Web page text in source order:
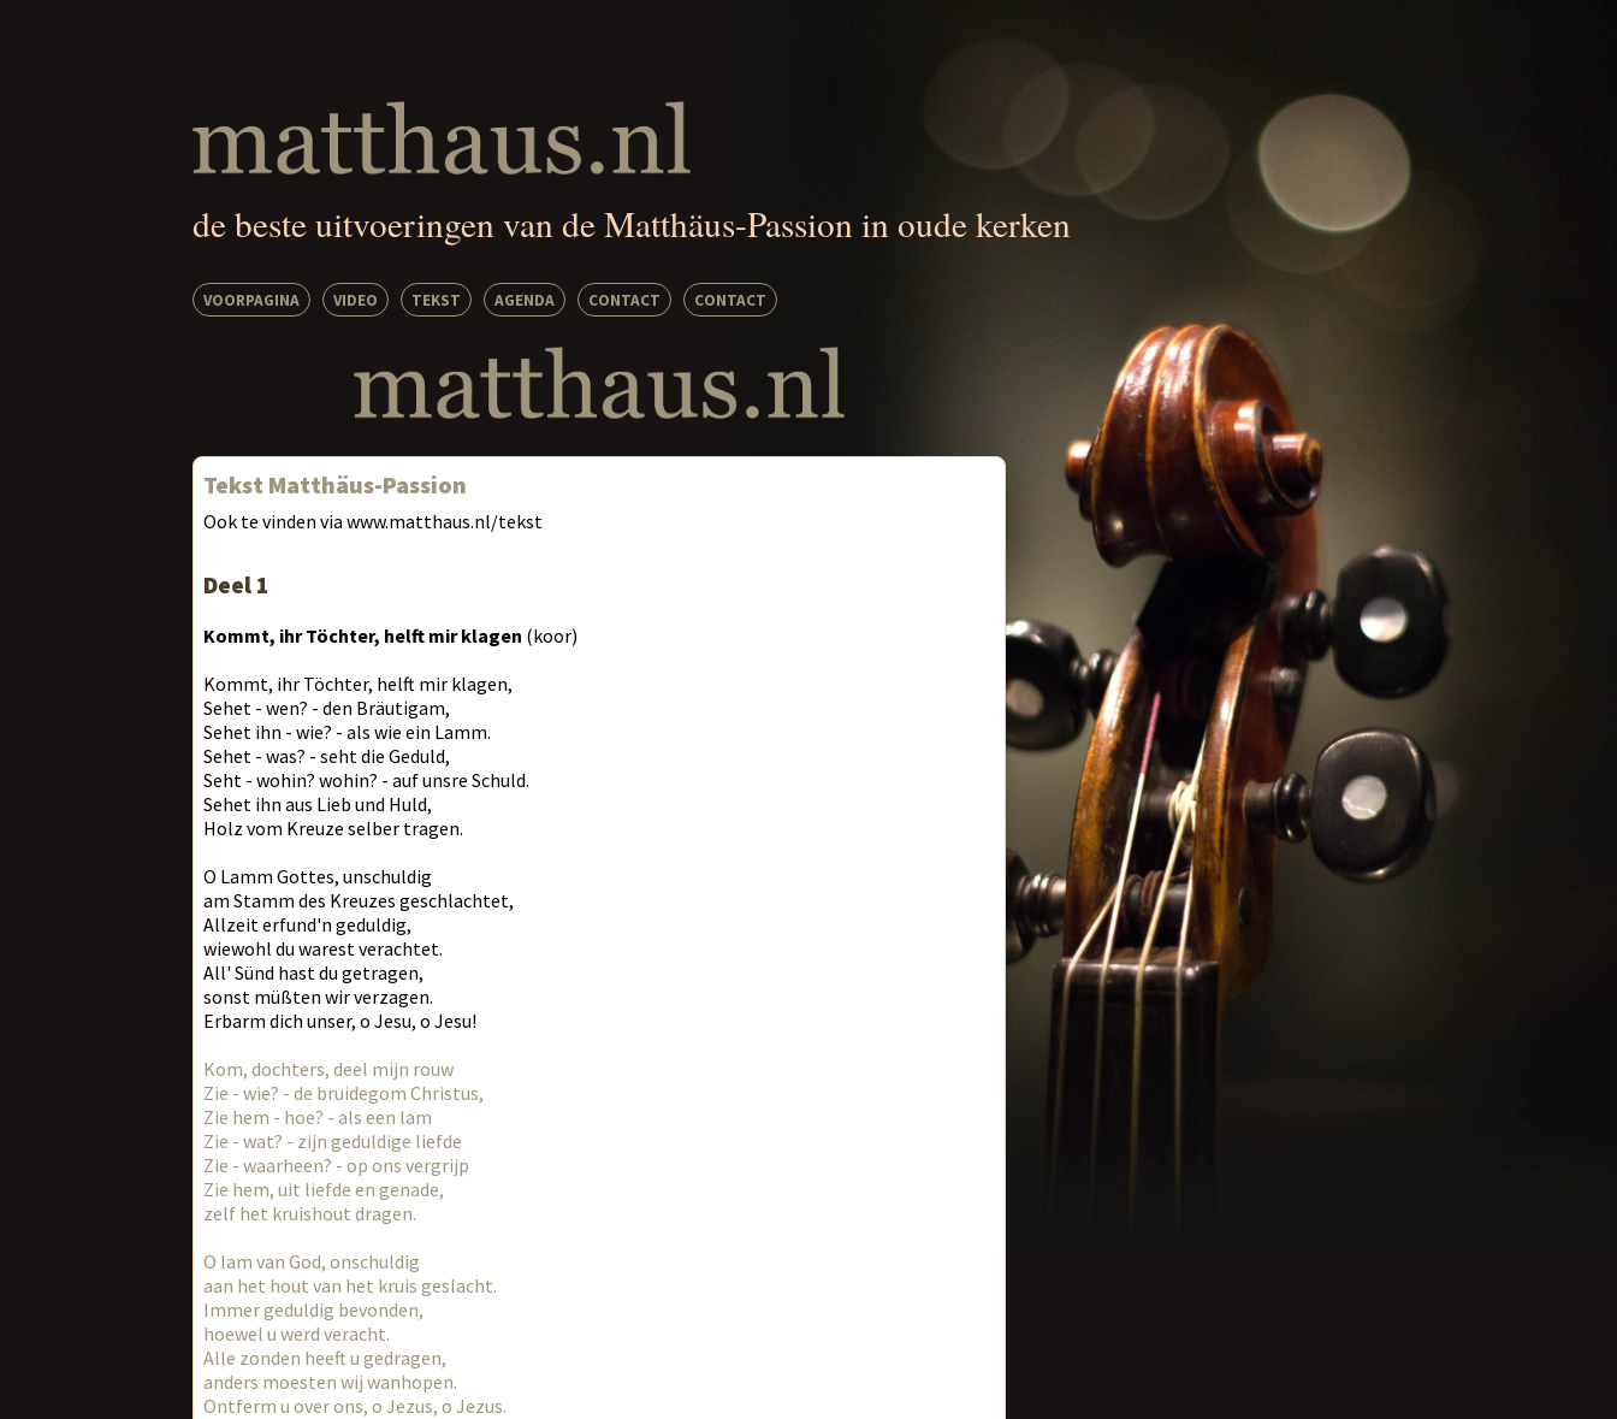
de beste uitvoeringen van de Matthäus-Passion in oude kerken
VOORPAGINA VIDEO TEKST AGENDA CONTACT CONTACT
Tekst Matthäus-Passion
Ook te vinden via www.matthaus.nl/tekst
Deel 1
Kommt, ihr Töchter, helft mir klagen (koor)
Kommt, ihr Töchter, helft mir klagen,
Sehet - wen? - den Bräutigam,
Sehet ihn - wie? - als wie ein Lamm.
Sehet - was? - seht die Geduld,
Seht - wohin? wohin? - auf unsre Schuld.
Sehet ihn aus Lieb und Huld,
Holz vom Kreuze selber tragen.
O Lamm Gottes, unschuldig
am Stamm des Kreuzes geschlachtet,
Allzeit erfund'n geduldig,
wiewohl du warest verachtet.
All' Sünd hast du getragen,
sonst müßten wir verzagen.
Erbarm dich unser, o Jesu, o Jesu!
Kom, dochters, deel mijn rouw
Zie - wie? - de bruidegom Christus,
Zie hem - hoe? - als een lam
Zie - wat? - zijn geduldige liefde
Zie - waarheen? - op ons vergrijp
Zie hem, uit liefde en genade,
zelf het kruishout dragen.
O lam van God, onschuldig
aan het hout van het kruis geslacht.
Immer geduldig bevonden,
hoewel u werd veracht.
Alle zonden heeft u gedragen,
anders moesten wij wanhopen.
Ontferm u over ons, o Jezus, o Jezus.